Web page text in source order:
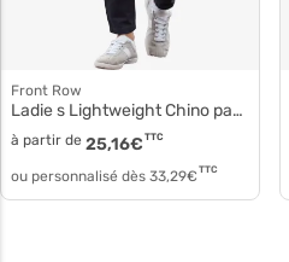
Front Row
Ladie s Lightweight Chino pantalon femme fr622
à partir de 25,16€ TTC
ou personnalisé dès 33,29€ TTC